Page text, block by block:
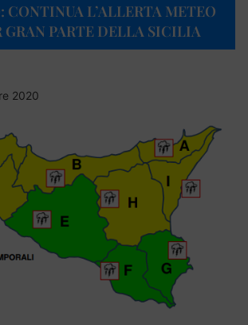
CONTINUA L’ALLERTA METEO
GRAN PARTE DELLA SICILIA
2020